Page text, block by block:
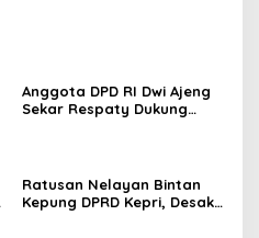
Anggota DPD RI Dwi Ajeng
Sekar Respaty Dukung
Ratusan Nelayan Bintan
Kepung DPRD Kepri, Desak